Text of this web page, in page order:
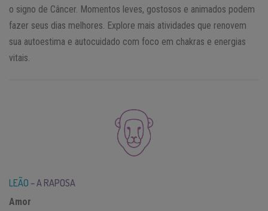
o signo de Câncer. Momentos leves, gostosos e animados podem
fazer seus dias melhores. Explore mais atividades que renovem
sua autoestima e autocuidado com foco em chakras e energias
vitais.
LEÃO – A RAPOSA
Amor